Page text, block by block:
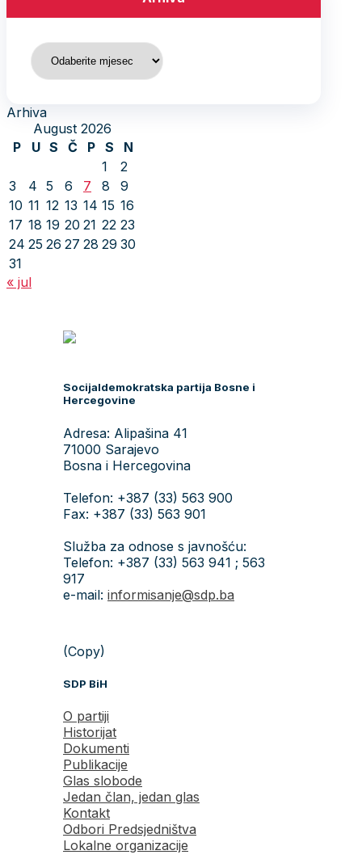
Arhiva
Arhiva
August 2026
P
U S Č P S
N
1
2
3
4 5 6 7 8
9
10 11 12 13 14 15 16
17 18 19 20 21 22 23
24 25 26 27 28 29 30
31
« jul
Socijaldemokratska partija Bosne i
Hercegovine
Adresa: Alipašina 41
71000 Sarajevo
Bosna i Hercegovina
Telefon: +387 (33) 563 900
Fax: +387 (33) 563 901
Služba za odnose s javnošću:
Telefon: +387 (33) 563 941 ; 563
917
e-mail: informisanje@sdp.ba
(Copy)
SDP BiH
O partiji
Historijat
Dokumenti
Publikacije
Glas slobode
Jedan član, jedan glas
Kontakt
Odbori Predsjedništva
Lokalne organizacije